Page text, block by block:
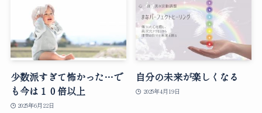
少数派すぎて怖かった…で
も今は１０倍以上
2025年6月22日
自分の未来が楽しくなる
2025年4月19日